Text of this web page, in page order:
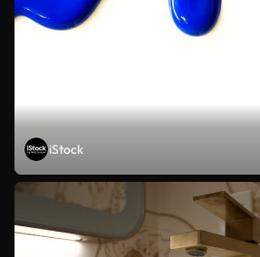
iStock